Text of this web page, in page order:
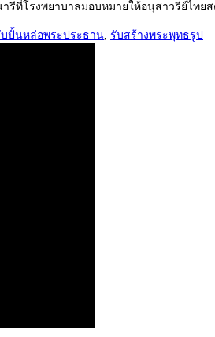
รีที่โรงพยาบาลมอบหมายให้อนุสาวรีย์ไท
ปั้นหล่อพระประธาน, รับสร้างพระพุทธรูป